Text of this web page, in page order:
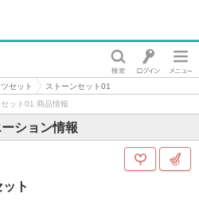
セット
ストーンセット01
ット01 商品情報
ション情報
ト